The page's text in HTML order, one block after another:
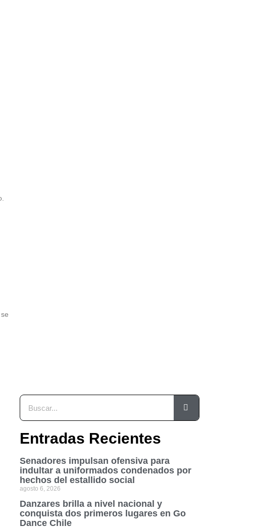
Entradas Recientes
Senadores impulsan ofensiva para
indultar a uniformados condenados por
hechos del estallido social
agosto 6, 2026
Danzares brilla a nivel nacional y
conquista dos primeros lugares en Go
Dance Chile